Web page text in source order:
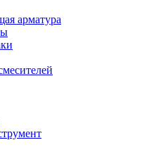
арматура